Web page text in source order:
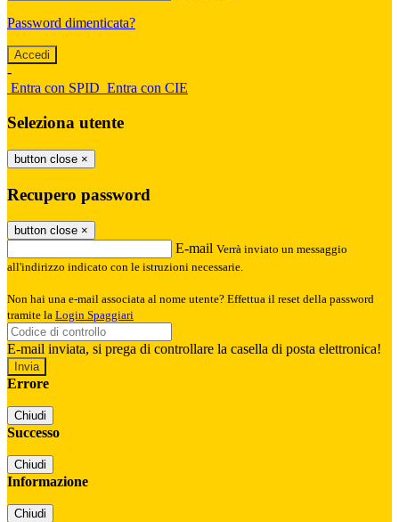
Password dimenticata?
-
Entra con SPID Entra con CIE
Seleziona utente
button close ×
Recupero password
button close ×
E-mail Verrà inviato un messaggio
all'indirizzo indicato con le istruzioni necessarie.
Non hai una e-mail associata al nome utente? Effettua il reset della password
tramite la Login Spaggiari
E-mail inviata, si prega di controllare la casella di posta elettronica!
Errore
Chiudi
Successo
Chiudi
Informazione
Chiudi